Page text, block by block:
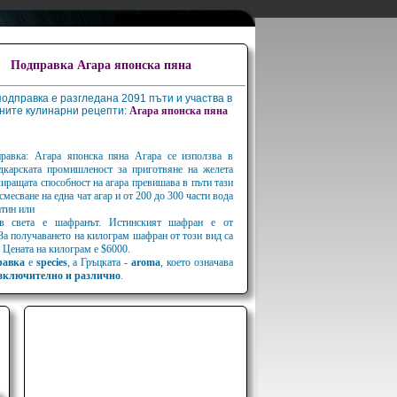
Подправка Агара японска пяна
е разгледана 2091 пъти и участва в
кулинарни рецепти: Агара японска пяна
Агара японска пяна Aгара се използва в
промишленост за приготвяне на желета
способност на агара превишава в пъти тази
на една чат агар и от 200 до 300 части вода
или
в света е шафранът. Истинският шафран е от
получаването на килограм шафран от този вид са
на килограм е $6000.
е species, а Гръцката -aroma, което означава
и различно.